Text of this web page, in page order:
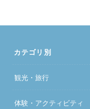
カテゴリ別
観光・旅行
体験・アクティビティ